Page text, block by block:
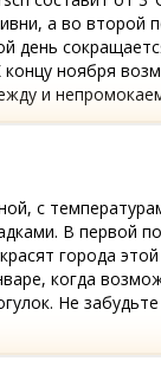
а во второй
день
ноября
и
с
В первой
города
когда
Не